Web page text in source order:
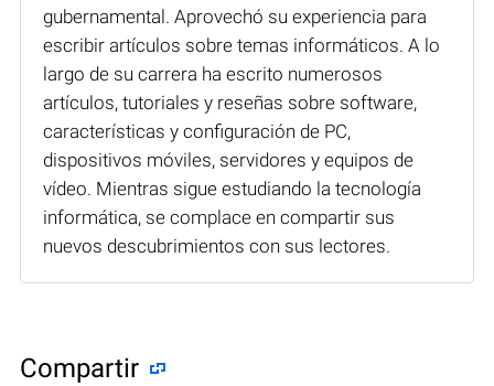
gubernamental. Aprovechó su experiencia para
escribir artículos sobre temas informáticos. A lo
largo de su carrera ha escrito numerosos
artículos, tutoriales y reseñas sobre software,
características y configuración de PC,
dispositivos móviles, servidores y equipos de
vídeo. Mientras sigue estudiando la tecnología
informática, se complace en compartir sus
nuevos descubrimientos con sus lectores.
Compartir